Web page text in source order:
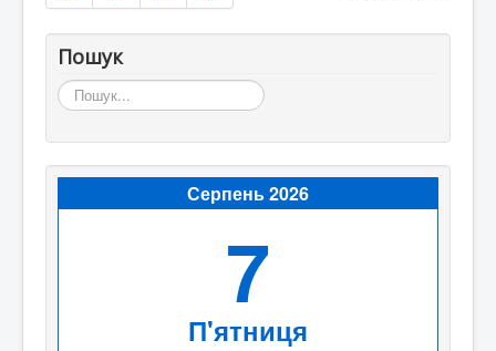
Пошук
Пошук...
Серпень 2026
7
П'ятниця